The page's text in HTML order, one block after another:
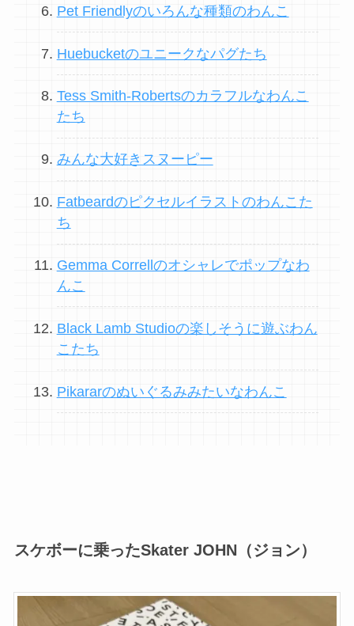
Pet Friendlyのいろんな種類のわんこ
Huebucketのユニークなパグたち
Tess Smith-Robertsのカラフルなわんこ
たち
みんな大好きスヌーピー
Fatbeardのピクセルイラストのわんこた
ち
Gemma Correllのオシャレでポップなわ
んこ
Black Lamb Studioの楽しそうに遊ぶわん
こたち
Pikararのぬいぐるみみたいなわんこ
スケボーに乗ったSkater JOHN（ジョン）